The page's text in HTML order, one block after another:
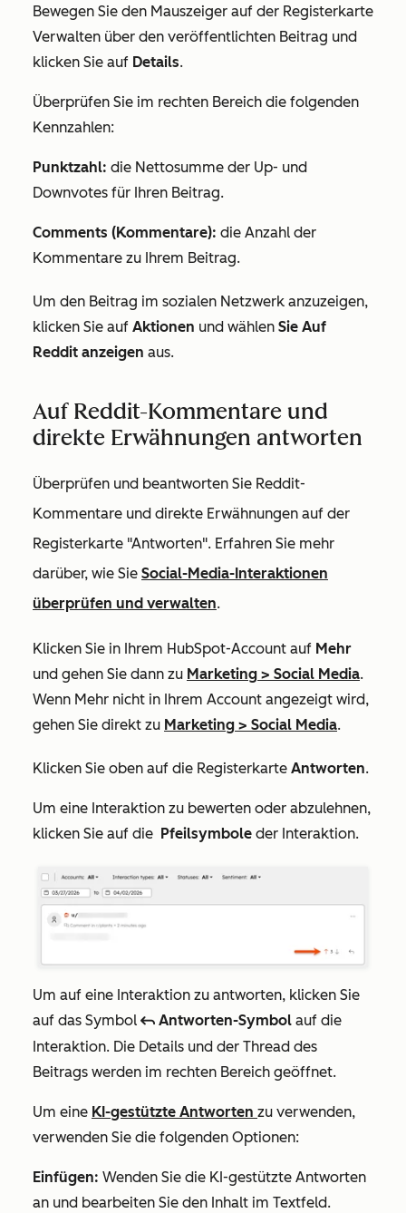
Bewegen Sie den Mauszeiger auf der Registerkarte
Verwalten über den veröffentlichten Beitrag und
klicken Sie auf Details.
Überprüfen Sie im rechten Bereich die folgenden
Kennzahlen:
Punktzahl: die Nettosumme der Up- und
Downvotes für Ihren Beitrag.
Comments (Kommentare): die Anzahl der
Kommentare zu Ihrem Beitrag.
Um den Beitrag im sozialen Netzwerk anzuzeigen,
klicken Sie auf Aktionen und wählen Sie Auf
Reddit anzeigen aus.
Auf Reddit-Kommentare und
direkte Erwähnungen antworten
Überprüfen und beantworten Sie Reddit-
Kommentare und direkte Erwähnungen auf der
Registerkarte "Antworten". Erfahren Sie mehr
darüber, wie Sie Social-Media-Interaktionen
überprüfen und verwalten.
Klicken Sie in Ihrem HubSpot-Account auf Mehr
und gehen Sie dann zu Marketing > Social Media.
Wenn Mehr nicht in Ihrem Account angezeigt wird,
gehen Sie direkt zu Marketing > Social Media.
Klicken Sie oben auf die Registerkarte Antworten.
Um eine Interaktion zu bewerten oder abzulehnen,
klicken Sie auf die Pfeilsymbole der Interaktion.
Um auf eine Interaktion zu antworten, klicken Sie
auf das Symbol reply Antworten-Symbol auf die
Interaktion. Die Details und der Thread des
Beitrags werden im rechten Bereich geöffnet.
Um eine KI-gestützte Antworten zu verwenden,
verwenden Sie die folgenden Optionen:
Einfügen: Wenden Sie die KI-gestützte Antworten
an und bearbeiten Sie den Inhalt im Textfeld.